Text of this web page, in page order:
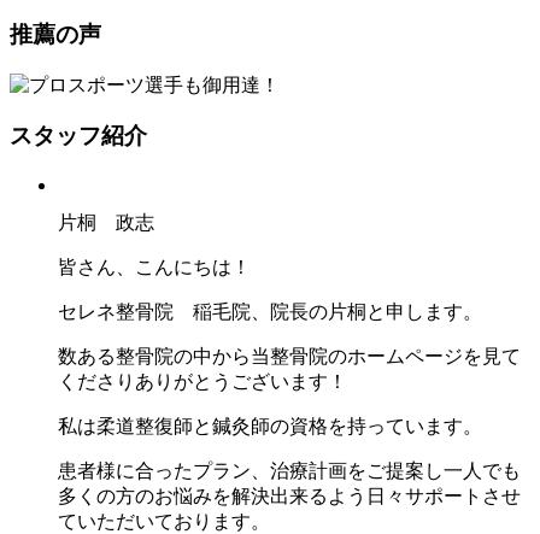
推薦の声
スタッフ紹介
片桐 政志
皆さん、こんにちは！
セレネ整骨院 稲毛院、院長の片桐と申します。
数ある整骨院の中から当整骨院のホームページを見て
くださりありがとうございます！
私は柔道整復師と鍼灸師の資格を持っています。
患者様に合ったプラン、治療計画をご提案し一人でも
多くの方のお悩みを解決出来るよう日々サポートさせ
ていただいております。